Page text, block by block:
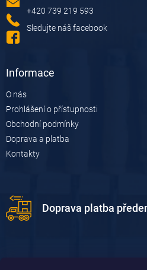
+420 739 219 593
Sledujte náš facebook
Informace
O nás
Prohlášení o přístupnosti
Obchodní podmínky
Doprava a platba
Kontakty
Doprava platba